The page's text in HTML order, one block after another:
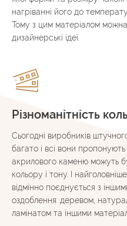
нагріванні його до
Тому з цим матеріалом можна
дизайнерські ідеї.
Різноманітність
Сьогодні виробників
багато і всі вони
акрилового каменю можуть
кольору і тону. І
відмінно поєднується з
оздоблення: деревом,
ламінатом та іншими